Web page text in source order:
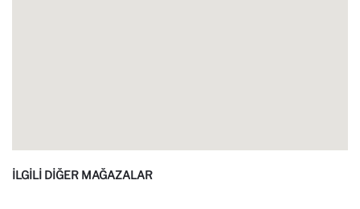
İLGİLİ DİĞER MAĞAZALAR